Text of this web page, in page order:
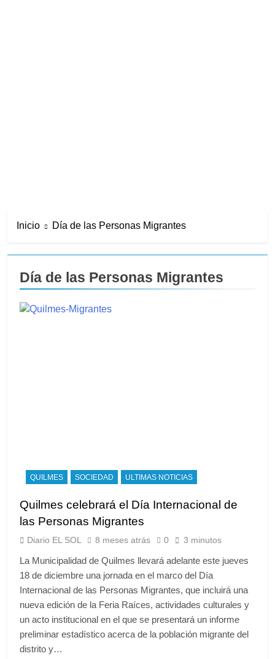
Inicio Día de las Personas Migrantes
Día de las Personas Migrantes
QUILMES SOCIEDAD ULTIMAS NOTICIAS
Quilmes celebrará el Día Internacional de
las Personas Migrantes
Diario EL SOL 8 meses atrás 0 3 minutos
La Municipalidad de Quilmes llevará adelante este jueves
18 de diciembre una jornada en el marco del Día
Internacional de las Personas Migrantes, que incluirá una
nueva edición de la Feria Raíces, actividades culturales y
un acto institucional en el que se presentará un informe
preliminar estadístico acerca de la población migrante del
distrito y…